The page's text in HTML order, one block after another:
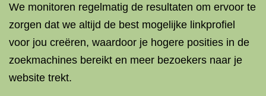
We monitoren regelmatig de resultaten om ervoor te
zorgen dat we altijd de best mogelijke linkprofiel
voor jou creëren, waardoor je hogere posities in de
zoekmachines bereikt en meer bezoekers naar je
website trekt.